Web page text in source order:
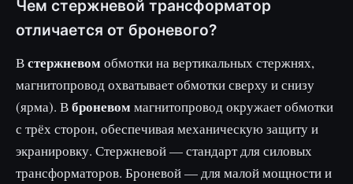
Чем стержневой трансформатор
отличается от броневого?
Встержневом обмотки на вертикальных стержнях,
магнитопровод охватывает обмотки сверху и снизу
(ярма). Вброневом магнитопровод окружает обмотки
с трёх сторон, обеспечивая механическую защиту и
экранировку. Стержневой — стандарт для силовых
трансформаторов. Броневой — для малой мощности и